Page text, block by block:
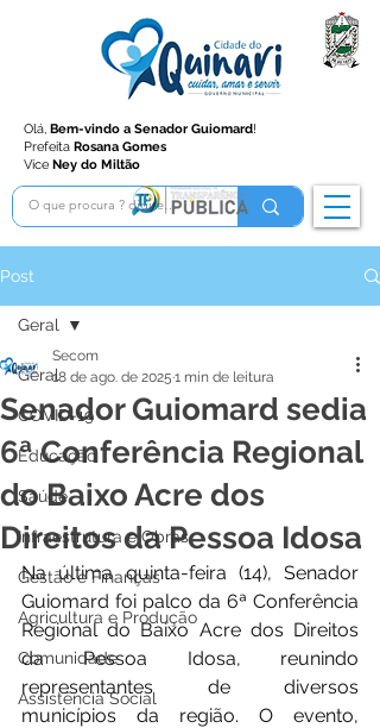
Olá, Bem-vindo a Senador Guiomard!
Prefeita Rosana Gomes
Vice Ney do Miltão
Post
Geral
COVID-19
Educação
Saúde
Infraestrutura e Obras
Gestão e Finanças
Agricultura e Produção
Comunidade
Assistência Social
Geral
Senador Guiomard sedia
6ª Conferência Regional
do Baixo Acre dos
Direitos da Pessoa Idosa
Secom
18 de ago. de 2025 1 min de leitura
Na última quinta-feira (14), Senador
Guiomard foi palco da 6ª Conferência
Regional do Baixo Acre dos Direitos
da Pessoa Idosa, reunindo
representantes de diversos
municípios da região. O evento,